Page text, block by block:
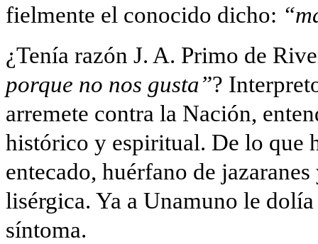
fielmente el conocido dicho:
¿Tenía razón J. A. Primo de
porque no nos gusta”?
arremete contra la Nación,
histórico y espiritual. De lo que
entecado, huérfano de
lisérgica. Ya a Unamuno le
síntoma.